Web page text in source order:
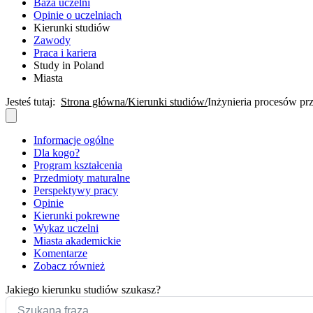
Opinie o uczelniach
Kierunki studiów
Zawody
Praca i kariera
Study in Poland
Miasta
Jesteś tutaj: Strona główna Kierunki studiów Inżynieria procesów
Informacje ogólne
Dla kogo?
Program kształcenia
Przedmioty maturalne
Perspektywy pracy
Opinie
Kierunki pokrewne
Wykaz uczelni
Miasta akademickie
Komentarze
Zobacz również
Jakiego kierunku studiów szukasz?